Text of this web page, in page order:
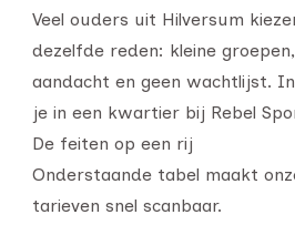
Veel ouders uit Hilversum
dezelfde reden: kleine
aandacht en geen wachtlijst.
je in een kwartier bij Rebel
De feiten op een rij
Onderstaande tabel maakt
tarieven snel scanbaar.